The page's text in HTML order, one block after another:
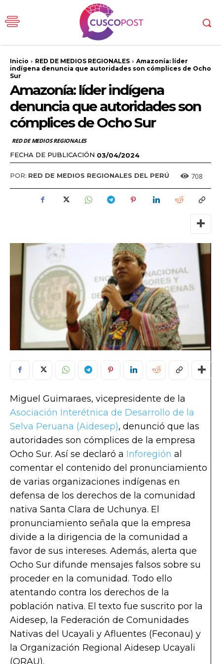
Inicio RED DE MEDIOS REGIONALES
Amazonía: líder
indígena denuncia que autoridades son cómplices de Ocho
Sur
Amazonía: líder indígena
denuncia que autoridades son
cómplices de Ocho Sur
RED DE MEDIOS REGIONALES
FECHA DE PUBLICACIÓN 03/04/2024
POR: RED DE MEDIOS REGIONALES DEL PERÚ 708
Miguel Guimaraes, vicepresidente de la
Asociación Interétnica de Desarrollo de la
Selva Peruana (Aidesep), denunció que las
autoridades son cómplices de la empresa
Ocho Sur. Así se declaró a Inforegión al
comentar el contenido del pronunciamiento
de varias organizaciones indígenas en
defensa de los derechos de la comunidad
nativa Santa Clara de Uchunya. El
pronunciamiento señala que la empresa
divide a la dirigencia de la comunidad a
favor de sus intereses. Además, alerta que
Ocho Sur difunde mensajes falsos sobre su
proceder en la comunidad. Todo ello
atentando contra los derechos de la
población nativa. El texto fue suscrito por la
Aidesep, la Federación de Comunidades
Nativas del Ucayali y Afluentes (Feconau) y
la Organización Regional Aidesep Ucayali
(ORAU).